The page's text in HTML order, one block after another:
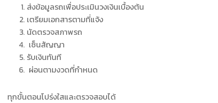
ส่งข้อมูลรถเพื่อประเมินวงเงินเบื้องต้น
เตรียมเอกสารตามที่แจ้ง
นัดตรวจสภาพรถ
เซ็นสัญญา
รับเงินทันที
ผ่อนตามงวดที่กำหนด
ทุกขั้นตอนโปร่งใสและตรวจสอบได้